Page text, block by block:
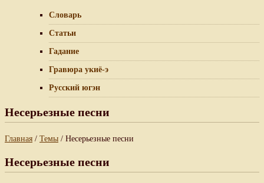
Словарь
Статьи
Гадание
Гравюра укиё-э
Русский югэн
Несерьезные песни
Главная / Темы / Несерьезные песни
Несерьезные песни